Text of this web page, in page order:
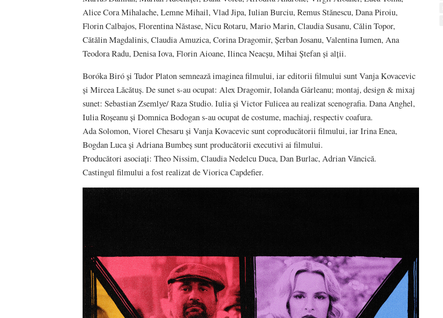
Alice Cora Mihalache, Lemne Mihail, Vlad Jipa, Iulian Burciu, Remus Stănescu, Dana Piroiu,
Florin Calbajos, Florentina Năstase, Nicu Rotaru, Mario Marin, Claudia Susanu, Călin Topor,
Cătălin Magdalinis, Claudia Amuzica, Corina Dragomir, Șerban Josanu, Valentina Iumen, Ana
Teodora Radu, Denisa Iova, Florin Aioane, Ilinca Neacșu, Mihai Ștefan și alții.
Boróka Biró și Tudor Platon semnează imaginea filmului, iar editorii filmului sunt Vanja Kovacevic
și Mircea Lăcătuș. De sunet s-au ocupat: Alex Dragomir, Iolanda Gârleanu; montaj, design & mixaj
sunet: Sebastian Zsemlye/ Raza Studio. Iulia și Victor Fulicea au realizat scenografia. Dana Anghel,
Iulia Roșeanu și Domnica Bodogan s-au ocupat de costume, machiaj, respectiv coafura.
Ada Solomon, Viorel Chesaru și Vanja Kovacevic sunt coproducătorii filmului, iar Irina Enea,
Bogdan Luca și Adriana Bumbeș sunt producătorii executivi ai filmului.
Producători asociați: Theo Nissim, Claudia Nedelcu Duca, Dan Burlac, Adrian Văncică.
Castingul filmului a fost realizat de Viorica Capdefier.